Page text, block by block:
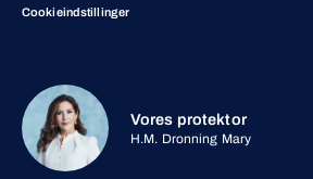
Cookieindstillinger
Vores protektor
H.M. Dronning Mary